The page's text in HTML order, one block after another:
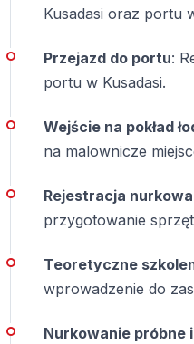
szukających zarówno
Odkryj Kuşadası z
zostaną z Tobą na długo.
Najczęściej Zadawane
nurkować w Kuşadası?
Nie. Dostępne są
nurkowanie odbywa się
Kusadasi oraz portu
Przejazd do portu:
portu w Kusadasi.
Wejście na pokład
na malownicze
Rejestracja nurkowa
przygotowanie
Teoretyczne
wprowadzenie do
Nurkowanie próbne